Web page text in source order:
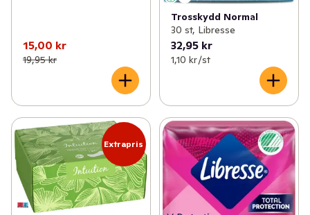
✓ Förkylning
Vitaminer och kosttillskott
✓ Åldersgräns 18+ receptfria läkemedel (46)
✓ Ögon och öron
15,00 kr
19,95 kr
Trosskydd Normal
30 st, Libresse
32,95 kr
1,10 kr /st
Extrapris